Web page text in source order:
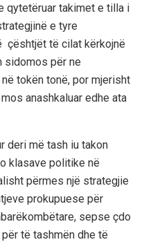
qytetëruar takimet e tilla i
e tyre
çështjët të cilat kërkojnë
sidomos për ne
tokën tonë, por mjerisht
anashkaluar edhe ata
deri më tash iu takon
klasave politike në
përmes një strategjie
prokupuese për
, sepse çdo
të tashmën dhe të